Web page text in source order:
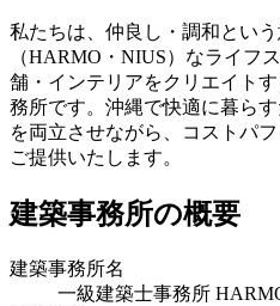
私たちは、仲良し・調和とい
（HARMO・NIUS）なライフ
舗・インテリアをクリエイト
務所です。沖縄で快適に暮ら
を両立させながら、コストパ
ご提供いたします。
建築事務所の概要
建築事務所名
一級建築士事務所